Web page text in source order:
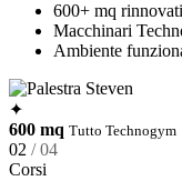
600+ mq rinnovati
Macchinari
Ambiente
✦
600 mq Tutto Technogym
02 / 04
Corsi